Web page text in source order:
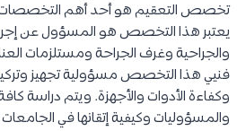
تخصص التعقيم هو أحد أهم التخصصات
يعتبر هذا التخصص هو المسؤول عن
والجراحية وغرف الجراحة ومستلزمات
فنيي هذا التخصص مسؤولية تجهيز
وكفاءة الأدوات والأجهزة. ويتم دراسة
والمسؤوليات وكيفية إتقانها في